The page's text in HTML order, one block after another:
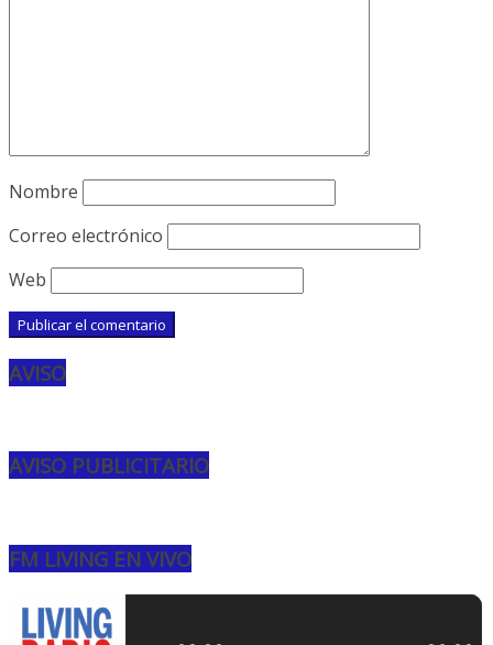
Nombre
Correo electrónico
Web
AVISO
AVISO PUBLICITARIO
FM LIVING EN VIVO